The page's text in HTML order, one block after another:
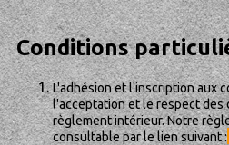
Conditions
L'adhésion et l'inscription aux
l'acceptation et le respect des
règlement intérieur.Notre
consultable par le lien suivant :